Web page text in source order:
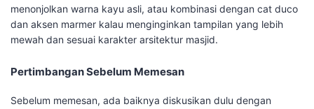
menonjolkan warna kayu asli, atau kombinasi dengan cat duco
dan aksen marmer kalau menginginkan tampilan yang lebih
mewah dan sesuai karakter arsitektur masjid.
Pertimbangan Sebelum Memesan
Sebelum memesan, ada baiknya diskusikan dulu dengan